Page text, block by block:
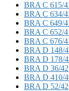
BRA C 615/
BRA C 634/
BRA C 649/
BRA C 652/
BRA C 676/
BRA D 148/
BRA D 178/
BRA D 36/42
BRA D 410/
BRA D 52/42